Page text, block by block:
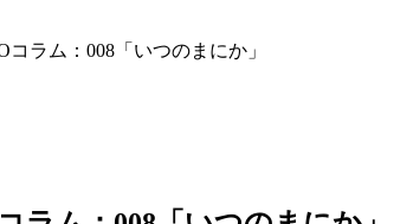
コラム：008「いつのまにか」